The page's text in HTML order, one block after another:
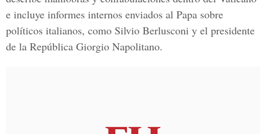
e incluye informes internos enviados al Papa sobre
políticos italianos, como Silvio Berlusconi y el presidente
de la República Giorgio Napolitano.